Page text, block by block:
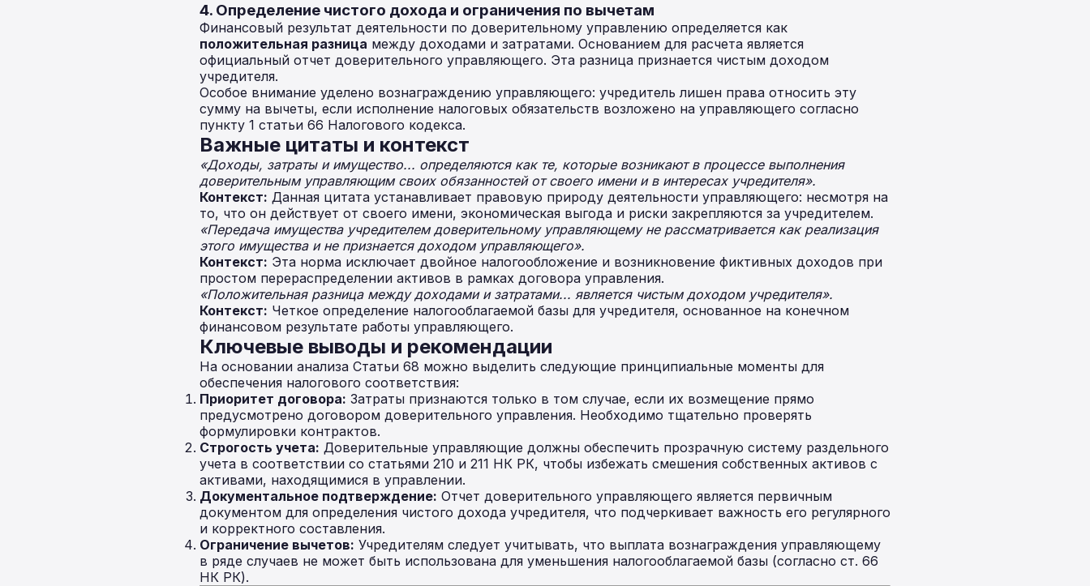
4. Определение чистого дохода и ограничения по вычетам
Финансовый результат деятельности по доверительному управлению определяется как
положительная разница между доходами и затратами. Основанием для расчета является
официальный отчет доверительного управляющего. Эта разница признается чистым доходом
учредителя.
Особое внимание уделено вознаграждению управляющего: учредитель лишен права относить эту
сумму на вычеты, если исполнение налоговых обязательств возложено на управляющего согласно
пункту 1 статьи 66 Налогового кодекса.
Важные цитаты и контекст
«Доходы, затраты и имущество... определяются как те, которые возникают в процессе выполнения
доверительным управляющим своих обязанностей от своего имени и в интересах учредителя».
Контекст: Данная цитата устанавливает правовую природу деятельности управляющего: несмотря на
то, что он действует от своего имени, экономическая выгода и риски закрепляются за учредителем.
«Передача имущества учредителем доверительному управляющему не рассматривается как реализация
этого имущества и не признается доходом управляющего».
Контекст: Эта норма исключает двойное налогообложение и возникновение фиктивных доходов при
простом перераспределении активов в рамках договора управления.
«Положительная разница между доходами и затратами... является чистым доходом учредителя».
Контекст: Четкое определение налогооблагаемой базы для учредителя, основанное на конечном
финансовом результате работы управляющего.
Ключевые выводы и рекомендации
На основании анализа Статьи 68 можно выделить следующие принципиальные моменты для
обеспечения налогового соответствия:
Приоритет договора: Затраты признаются только в том случае, если их возмещение прямо
предусмотрено договором доверительного управления. Необходимо тщательно проверять
формулировки контрактов.
Строгость учета: Доверительные управляющие должны обеспечить прозрачную систему раздельного
учета в соответствии со статьями 210 и 211 НК РК, чтобы избежать смешения собственных активов с
активами, находящимися в управлении.
Документальное подтверждение: Отчет доверительного управляющего является первичным
документом для определения чистого дохода учредителя, что подчеркивает важность его регулярного
и корректного составления.
Ограничение вычетов: Учредителям следует учитывать, что выплата вознаграждения управляющему
в ряде случаев не может быть использована для уменьшения налогооблагаемой базы (согласно ст. 66
НК РК).